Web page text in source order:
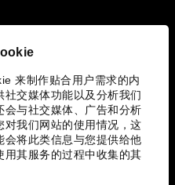
来制作贴合用户需求的内
社交媒体功能以及分析我们
会与社交媒体、广告和分析
对我们网站的使用情况，这
会将此类信息与您提供给他
用其服务的过程中收集的其